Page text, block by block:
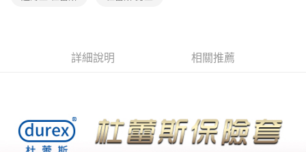
詳細說明 相關推薦